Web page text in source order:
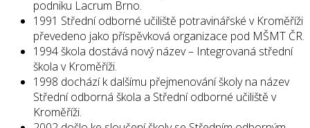
podniku Lacrum Brno.
1991 Střední odborné učiliště potravinářské v Kroměříži
převedeno jako příspěvková organizace pod MŠMT ČR.
1994 škola dostává nový název – Integrovaná střední
škola v Kroměříži.
1998 dochází k dalšímu přejmenování školy na název
Střední odborná škola a Střední odborné učiliště v
Kroměříži.